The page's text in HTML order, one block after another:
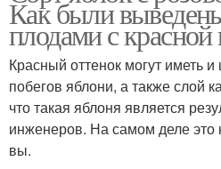
Как были
плодами с
Красный оттенок могут иметь
побегов яблони, а также слой
что такая яблоня является
инженеров. На самом деле это
вы.